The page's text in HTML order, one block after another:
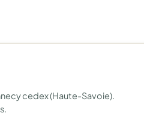
cedex (Haute-Savoie).